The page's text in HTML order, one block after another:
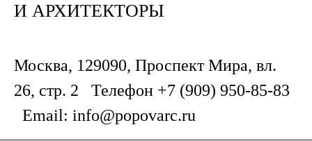
И АРХИТЕКТОРЫ
Москва, 129090, Проспект Мира, вл.
26, стр. 2 Телефон +7 (909) 950-85-83
Email: info@popovarc.ru